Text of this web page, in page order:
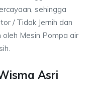
sehingga
/ Tidak Jernih dan
oleh Mesin Pompa air
Asri